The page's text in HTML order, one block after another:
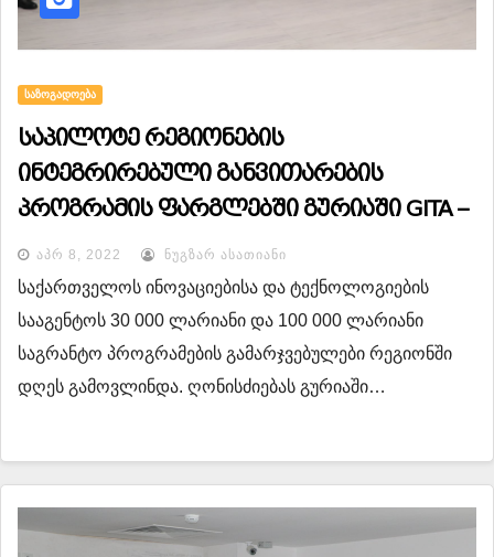
ᲡᲐᲖᲝᲒᲐᲓᲝᲔᲑᲐ
საპილოტე რეგიონების
ინტეგრირებული განვითარების
პროგრამის ფარგლებში გურიაში GITA –
ს საგრანტო პროგრამების
გამარჯვებულები ცნობილია!
ᲐᲞᲠ 8, 2022 ᲜᲣᲒᲖᲐᲠ ᲐᲡᲐᲗᲘᲐᲜᲘ
საქართველოს ინოვაციებისა და ტექნოლოგიების
სააგენტოს 30 000 ლარიანი და 100 000 ლარიანი
საგრანტო პროგრამების გამარჯვებულები რეგიონში
დღეს გამოვლინდა. ღონისძიებას გურიაში…